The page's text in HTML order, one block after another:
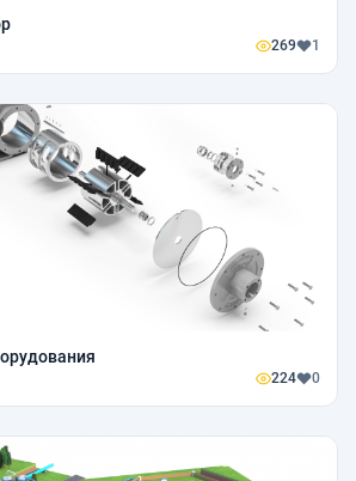
269 1
224 0